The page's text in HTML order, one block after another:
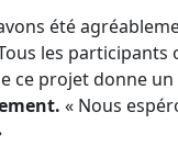
été
les
ce projet donne
« Nous